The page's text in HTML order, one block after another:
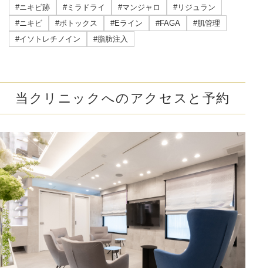
#ニキビ跡
#ミラドライ #マンジャロ
#リジュラン
#ニキビ
#ボトックス #Eライン #FAGA
#肌管理
#イソトレチノイン
#脂肪注入
当クリニックへのアクセスと予約